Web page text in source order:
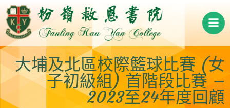
Skip
to
content
大埔及北區校際籃球比賽 (女
子初級組) 首階段比賽 –
2023至24年度回顧